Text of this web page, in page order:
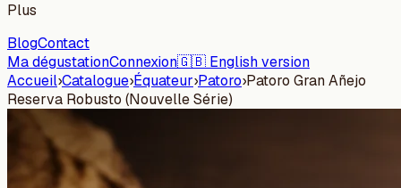
Plus
BlogContact
Ma dégustationConnexion🇬🇧 English version
Accueil›Catalogue›Équateur›Patoro›Patoro Gran Añejo
Reserva Robusto (Nouvelle Série)